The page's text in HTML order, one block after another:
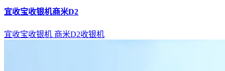
宜收宝收银机商米D2
宜收宝收银机 商米D2收银机